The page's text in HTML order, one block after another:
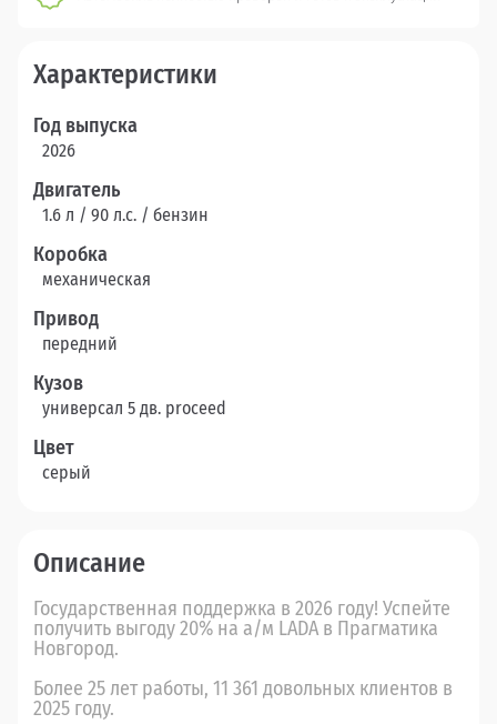
Характеристики
Год выпуска
2026
Двигатель
1.6 л / 90 л.c. / бензин
Коробка
механическая
Привод
передний
Кузов
универсал 5 дв. proceed
Цвет
серый
Описание
Государственная поддержка в 2026 году! Успейте
получить выгоду 20% на а/м LADA в Прагматика
Новгород.
Более 25 лет работы, 11 361 довольных клиентов в
2025 году.